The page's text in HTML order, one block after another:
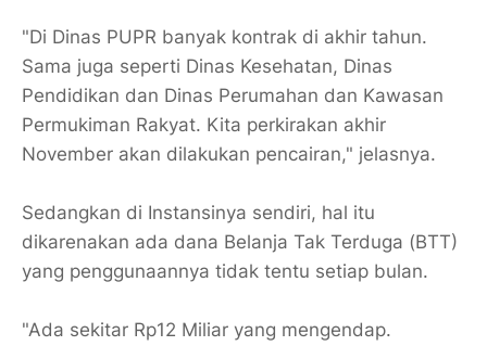
"Di Dinas PUPR banyak kontrak di akhir tahun.
Sama juga seperti Dinas Kesehatan, Dinas
Pendidikan dan Dinas Perumahan dan Kawasan
Permukiman Rakyat. Kita perkirakan akhir
November akan dilakukan pencairan," jelasnya.
Sedangkan di Instansinya sendiri, hal itu
dikarenakan ada dana Belanja Tak Terduga (BTT)
yang penggunaannya tidak tentu setiap bulan.
"Ada sekitar Rp12 Miliar yang mengendap.